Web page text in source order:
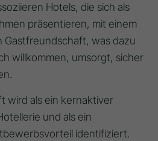
Hotels, die sich als
präsentieren, mit einem
Gastfreundschaft, was dazu
willkommen, umsorgt, sicher
wird als ein kernaktiver
und als ein
identifiziert.